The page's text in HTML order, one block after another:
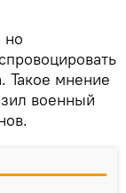
но
Такое мнение
военный